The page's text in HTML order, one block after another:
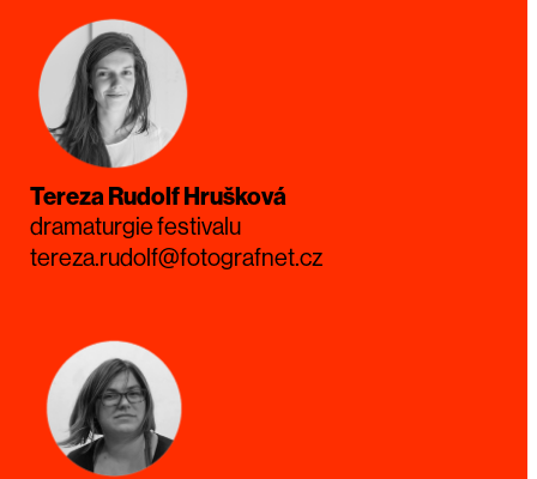
Tereza Rudolf Hrušková
dramaturgie festivalu
tereza.rudolf@fotografnet.cz